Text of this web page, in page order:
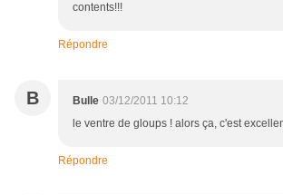
contents!!!
Répondre
B Bulle 03/12/2011 10:12
le ventre de gloups ! alors ça, c'est
Répondre